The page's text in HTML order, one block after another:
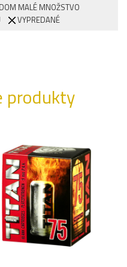
MALÉ MNOŽSTVO
VYPREDANÉ
produkty